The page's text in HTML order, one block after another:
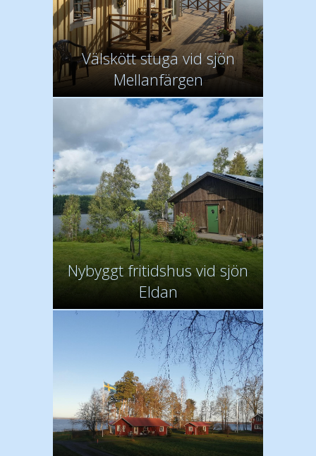
Välskött stuga vid sjön
Mellanfärgen
Nybyggt fritidshus vid sjön
Eldan